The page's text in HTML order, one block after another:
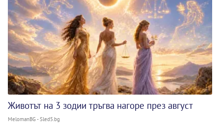
Животът на 3 зодии тръгва нагоре през август
MelomanBG - Sled5.bg